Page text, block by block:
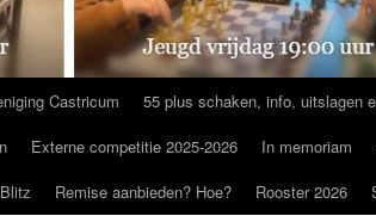
Castricum 55 plus schaken, info, uitslagen
Externe competitie 2025-2026 In memoriam
Remise aanbieden? Hoe? Rooster 2026